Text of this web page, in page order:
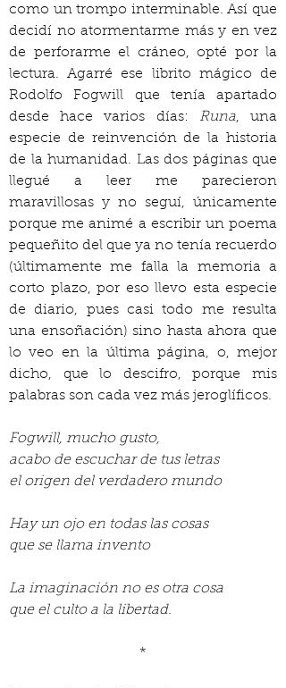
como un trompo interminable. Así que
decidí no atormentarme más y en vez
de perforarme el cráneo, opté por la
lectura. Agarré ese librito mágico de
Rodolfo Fogwill que tenía apartado
desde hace varios días: Runa, una
especie de reinvención de la historia
de la humanidad. Las dos páginas que
llegué a leer me parecieron
maravillosas y no seguí, únicamente
porque me animé a escribir un poema
pequeñito del que ya no tenía recuerdo
(últimamente me falla la memoria a
corto plazo, por eso llevo esta especie
de diario, pues casi todo me resulta
una ensoñación) sino hasta ahora que
lo veo en la última página, o, mejor
dicho, que lo descifro, porque mis
palabras son cada vez más jeroglíficos.
Fogwill, mucho gusto,
acabo de escuchar de tus letras
el origen del verdadero mundo
Hay un ojo en todas las cosas
que se llama invento
La imaginación no es otra cosa
que el culto a la libertad.
*